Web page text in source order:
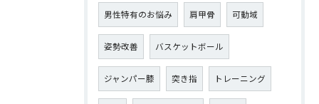
男性特有のお悩み 肩甲骨 可動域
姿勢改善 バスケットボール
ジャンパー膝 突き指 トレーニング